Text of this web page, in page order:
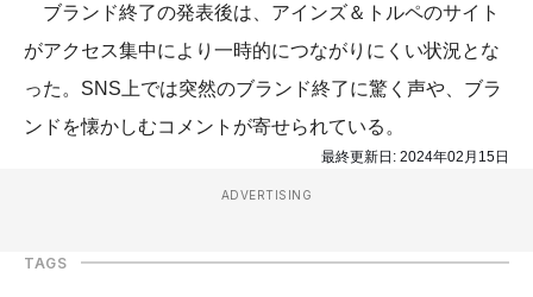
ブランド終了の発表後は、アインズ＆トルペのサイト
がアクセス集中により一時的につながりにくい状況とな
った。SNS上では突然のブランド終了に驚く声や、ブラ
ンドを懐かしむコメントが寄せられている。
最終更新日: 2024年02月15日
ADVERTISING
TAGS